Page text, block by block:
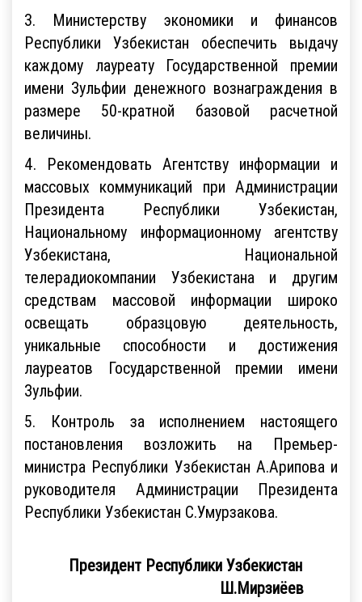
3. Министерству экономики и финансов
Республики Узбекистан обеспечить выдачу
каждому лауреату Государственной премии
имени Зульфии денежного вознаграждения в
размере 50-кратной базовой расчетной
величины.
4. Рекомендовать Агентству информации и
массовых коммуникаций при Администрации
Президента Республики Узбекистан,
Национальному информационному агентству
Узбекистана, Национальной
телерадиокомпании Узбекистана и другим
средствам массовой информации широко
освещать образцовую деятельность,
уникальные способности и достижения
лауреатов Государственной премии имени
Зульфии.
5. Контроль за исполнением настоящего
постановления возложить на Премьер-
министра Республики Узбекистан А.Арипова и
руководителя Администрации Президента
Республики Узбекистан С.Умурзакова.
Президент Республики Узбекистан
Ш.Мирзиёев